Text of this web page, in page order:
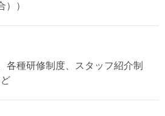
）
各種研修制度、スタッフ紹介制